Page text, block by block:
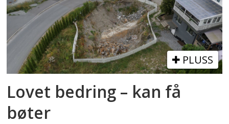
PLUSS
Lovet bedring – kan få
bøter